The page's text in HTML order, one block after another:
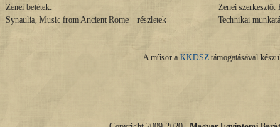
Zenei betétek:
Synaulia, Music from Ancient Rome – részletek
Zenei
Technikai
A műsor a KKDSZtámogatásával